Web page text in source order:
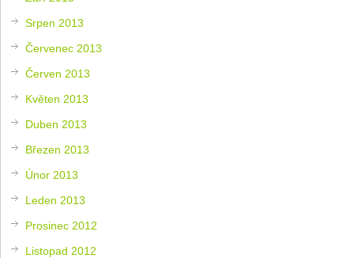
Srpen 2013
Červenec 2013
Červen 2013
Květen 2013
Duben 2013
Březen 2013
Únor 2013
Leden 2013
Prosinec 2012
Listopad 2012